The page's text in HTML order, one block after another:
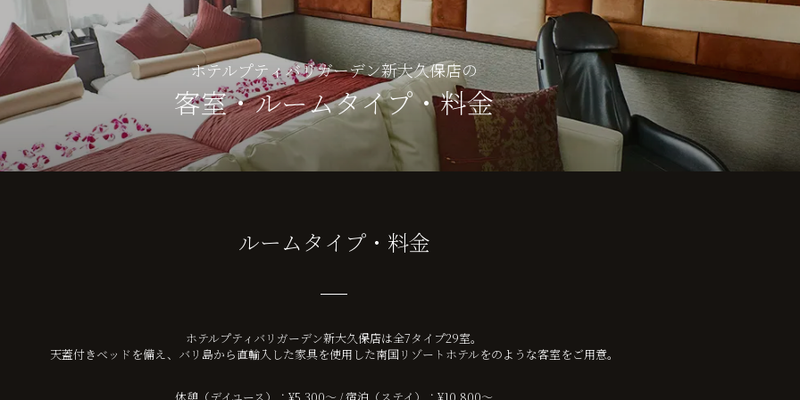
ホテルプティバリガーデン新大久保店の
客室・ルームタイプ・料金
ルームタイプ・料金
ホテルプティバリガーデン新大久保店は全7タイプ29室。
天蓋付きベッドを備え、バリ島から直輸入した家具を使用した南国リゾートホテルをのような客室をご用意。